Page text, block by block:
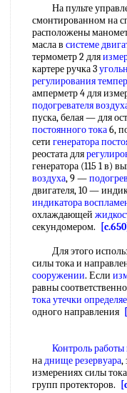
На пульте
смонтированном на
расположены
масла в системе
термометр 2 для
картере ручка 3
регулирования
амперметр 4 для
подогревателя
пуска, белая — для
постоянного тока6,
сети генератора
реостата для
генератора (115 1 в)
воздуха, 9 —
двигателя, 10 —
индикатора
охлаждающей
секундомером.
Для этого
силы тока и
сооружении. Если
равны
тока утечки
одного направления
Контроль работы
наднище резервуара,
измерениях силы
групп протекторов.